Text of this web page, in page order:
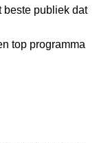
beste publiek dat
top programma